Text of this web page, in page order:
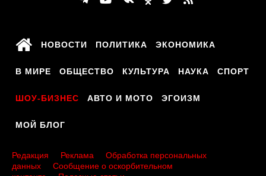
НОВОСТИ ПОЛИТИКА ЭКОНОМИКА
В МИРЕ ОБЩЕСТВО КУЛЬТУРА НАУКА СПОРТ
ШОУ-БИЗНЕС АВТО И МОТО ЭГОИЗМ
МОЙ БЛОГ
Редакция Реклама
Обработка персональных
данных
Сообщение о оскорбительном